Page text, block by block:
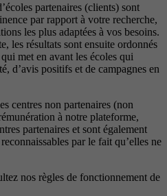
partenaires (clients) sont
par rapport à votre recherche,
les plus adaptées à vos besoins.
les résultats sont ensuite ordonnés
met en avant les écoles qui
d’avis positifs et de campagnes en
centres non partenaires (non
à notre plateforme,
partenaires et sont également
par le fait qu’elles ne
nos règles de fonctionnement de